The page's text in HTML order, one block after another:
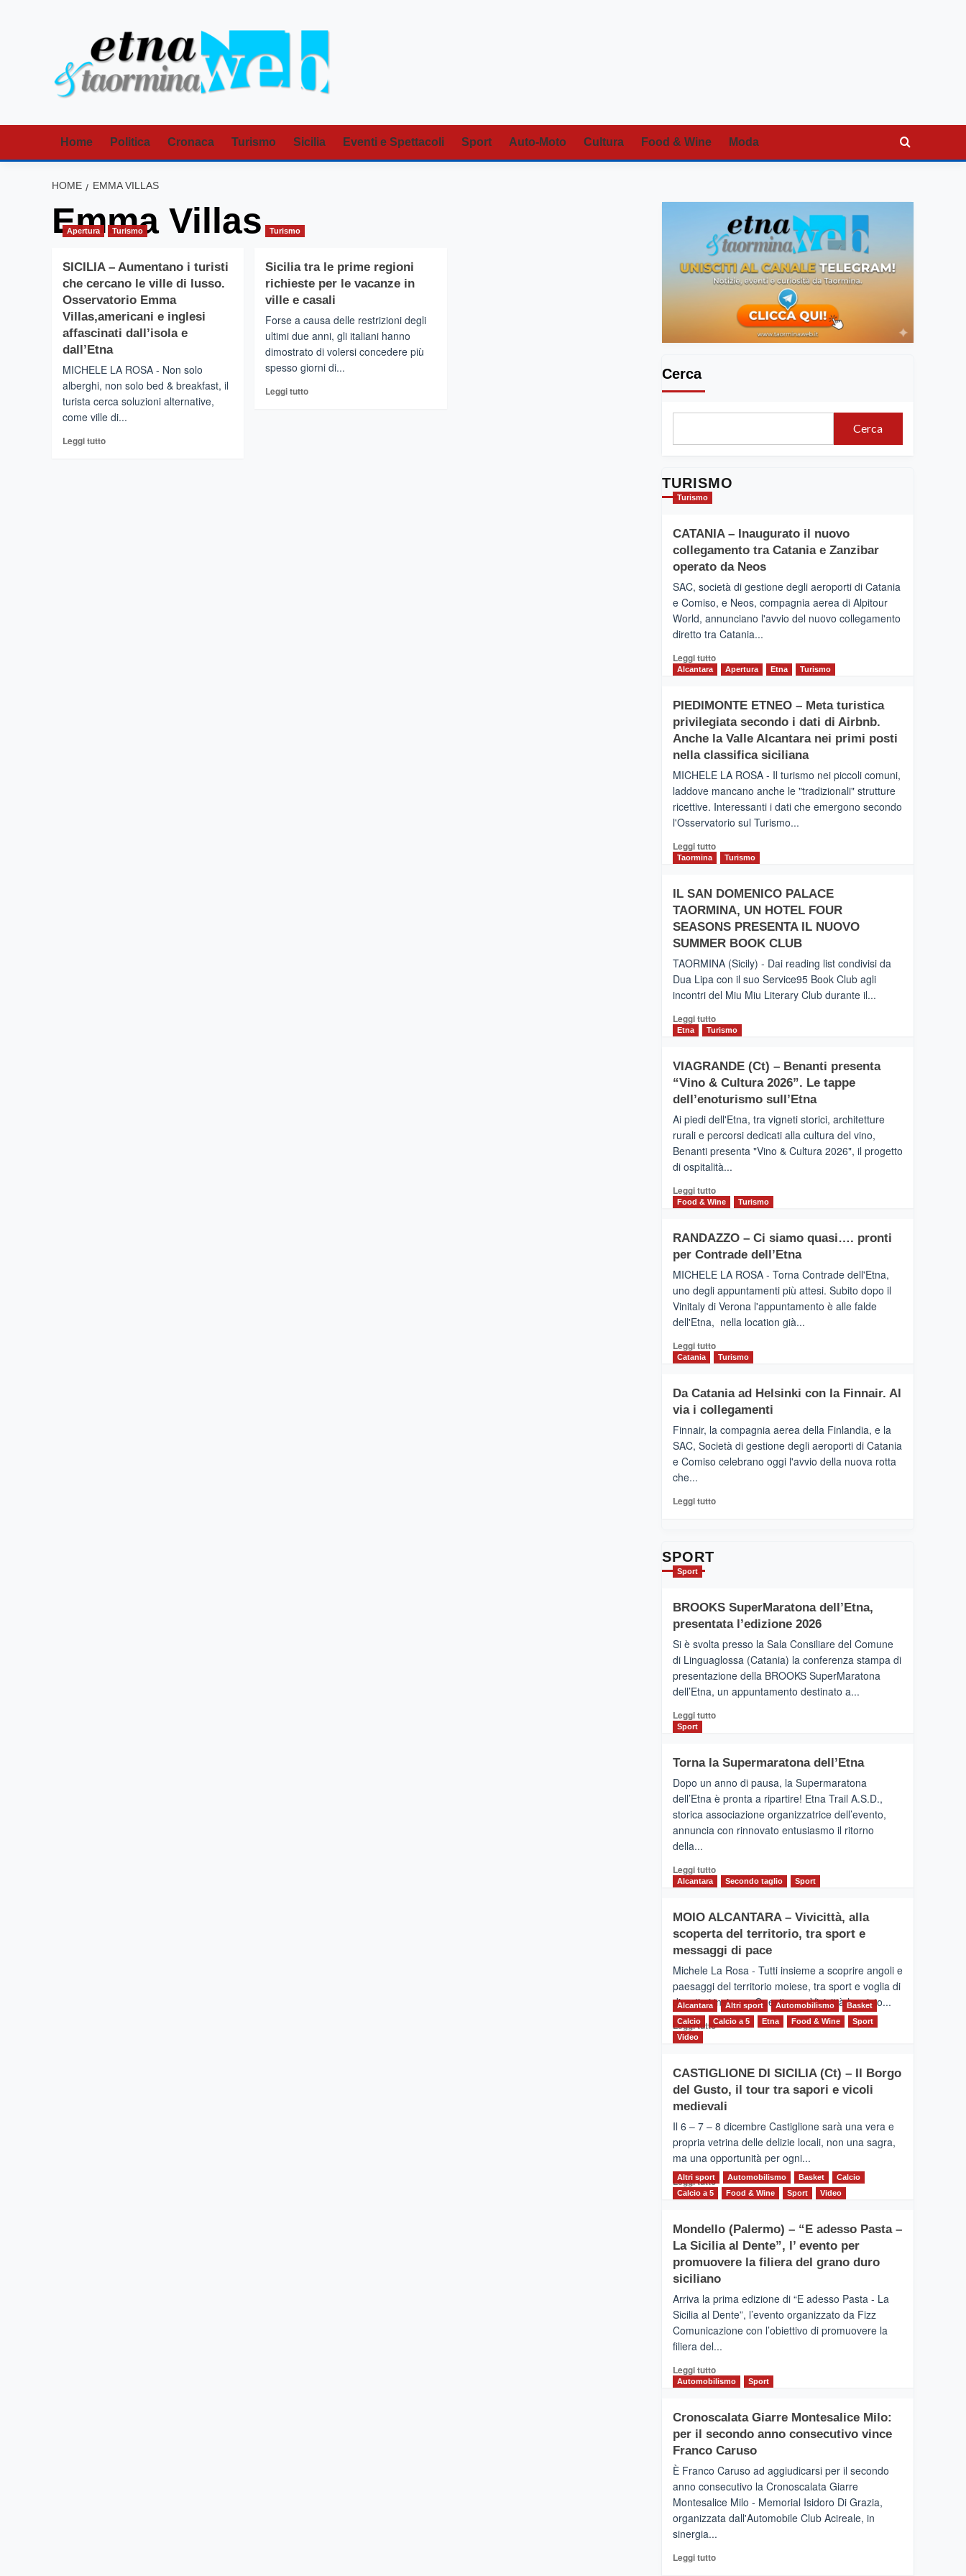
Home Politica Cronaca Turismo Sicilia Eventi e Spettacoli Sport Auto-Moto Cultura Food & Wine Moda
HOME EMMA VILLAS
Emma Villas
Apertura Turismo
SICILIA – Aumentano i turisti
che cercano le ville di lusso.
Osservatorio Emma
Villas,americani e inglesi
affascinati dall’isola e
dall’Etna
MICHELE LA ROSA - Non solo
alberghi, non solo bed & breakfast, il
turista cerca soluzioni alternative,
come ville di...
Leggi tuttoLeggi
Turismo
Sicilia tra le prime regioni
richieste per le vacanze in
ville e casali
Forse a causa delle restrizioni degli
ultimi due anni, gli italiani hanno
dimostrato di volersi concedere più
spesso giorni di...
Leggi tuttoLeggi
Cerca
Cerca
TURISMO
Turismo
CATANIA – Inaugurato il nuovo
collegamento tra Catania e Zanzibar
operato da Neos
SAC, società di gestione degli aeroporti di Catania
e Comiso, e Neos, compagnia aerea di Alpitour
World, annunciano l'avvio del nuovo collegamento
diretto tra Catania...
Leggi tuttoLeggi
CATANIA
–
Inaugurato
il
collegamento
tra
Catania
e
operato
da
Alcantara Apertura Etna Turismo
PIEDIMONTE ETNEO – Meta turistica
privilegiata secondo i dati di Airbnb.
Anche la Valle Alcantara nei primi posti
nella classifica siciliana
MICHELE LA ROSA - Il turismo nei piccoli comuni,
laddove mancano anche le "tradizionali" strutture
ricettive. Interessanti i dati che emergono secondo
l'Osservatorio sul Turismo...
Leggi tuttoLeggi
PIEDIMONTE
ETNEO
–
Meta
privilegiata
secondo
i
di
Airbnb.
la
Valle
Alcantara
nei
primi
classifica
siciliana
Taormina Turismo
IL SAN DOMENICO PALACE
TAORMINA, UN HOTEL FOUR
SEASONS PRESENTA IL NUOVO
SUMMER BOOK CLUB
TAORMINA (Sicily) - Dai reading list condivisi da
Dua Lipa con il suo Service95 Book Club agli
incontri del Miu Miu Literary Club durante il...
Leggi tuttoLeggi
di
IL
SAN
DOMENICO
TAORMINA,
UN
HOTEL
FOUR
PRESENTA
IL
SUMMER
BOOK
CLUB
Etna Turismo
VIAGRANDE (Ct) – Benanti presenta
“Vino & Cultura 2026”. Le tappe
dell’enoturismo sull’Etna
Ai piedi dell'Etna, tra vigneti storici, architetture
rurali e percorsi dedicati alla cultura del vino,
Benanti presenta "Vino & Cultura 2026", il progetto
di ospitalità...
Leggi tuttoLeggi
di
VIAGRANDE
(Ct)
–
presenta
“Vino
&
2026”.
Le
dell’enoturismo
sull’Etna
Food & Wine Turismo
RANDAZZO – Ci siamo quasi…. pronti
per Contrade dell’Etna
MICHELE LA ROSA - Torna Contrade dell'Etna,
uno degli appuntamenti più attesi. Subito dopo il
Vinitaly di Verona l'appuntamento è alle falde
dell'Etna, nella location già...
Leggi tuttoLeggi
di
RANDAZZO
–
siamo
quasi….
pronti
dell’Etna
Catania Turismo
Da Catania ad Helsinki con la Finnair. Al
via i collegamenti
Finnair, la compagnia aerea della Finlandia, e la
SAC, Società di gestione degli aeroporti di Catania
e Comiso celebrano oggi l'avvio della nuova rotta
che...
Leggi tuttoLeggi
con
la
Al
via
i
collegamenti
SPORT
Sport
BROOKS SuperMaratona dell’Etna,
presentata l’edizione 2026
Si è svolta presso la Sala Consiliare del Comune
di Linguaglossa (Catania) la conferenza stampa di
presentazione della BROOKS SuperMaratona
dell’Etna, un appuntamento destinato a...
Leggi tuttoLeggi
BROOKS
SuperMaratona
dell’Etna,
presentata
l’edizione
2026
Sport
Torna la Supermaratona dell’Etna
Dopo un anno di pausa, la Supermaratona
dell’Etna è pronta a ripartire! Etna Trail A.S.D.,
storica associazione organizzatrice dell’evento,
annuncia con rinnovato entusiasmo il ritorno
della...
Leggi tuttoLeggi
Torna
la
Supermaratona
Alcantara Secondo taglio Sport
MOIO ALCANTARA – Vivicittà, alla
scoperta del territorio, tra sport e
messaggi di pace
Michele La Rosa - Tutti insieme a scoprire angoli e
paesaggi del territorio moiese, tra sport e voglia di
divertirsi insieme. Quest'anno Vivicittà ha visto...
Leggi tuttoLeggi
MOIO
ALCANTARA
–
alla
scoperta
del
territorio,
tra
sport
messaggi
di
Alcantara Altri sport Automobilismo
Basket
Calcio
Calcio a 5 Etna Food & Wine
Sport
Video
CASTIGLIONE DI SICILIA (Ct) – Il Borgo
del Gusto, il tour tra sapori e vicoli
medievali
Il 6 – 7 – 8 dicembre Castiglione sarà una vera e
propria vetrina delle delizie locali, non una sagra,
ma una opportunità per ogni...
Leggi tuttoLeggi
CASTIGLIONE
DI
SICILIA
(Ct)
Il
Borgo
del
tour
tra
vicoli
medievali
Altri sport Automobilismo Basket
Calcio
Calcio a 5
Food & Wine Sport Video
Mondello (Palermo) – “E adesso Pasta –
La Sicilia al Dente”, l’ evento per
promuovere la filiera del grano duro
siciliano
Arriva la prima edizione di “E adesso Pasta - La
Sicilia al Dente”, l’evento organizzato da Fizz
Comunicazione con l’obiettivo di promuovere la
filiera del...
Leggi tuttoLeggi
di
Mondello
(Palermo)
–
adesso
Pasta
–
La
Dente”,
Automobilismo Sport
Cronoscalata Giarre Montesalice Milo:
per il secondo anno consecutivo vince
Franco Caruso
È Franco Caruso ad aggiudicarsi per il secondo
anno consecutivo la Cronoscalata Giarre
Montesalice Milo - Memorial Isidoro Di Grazia,
organizzata dall'Automobile Club Acireale, in
sinergia...
Leggi tuttoLeggi